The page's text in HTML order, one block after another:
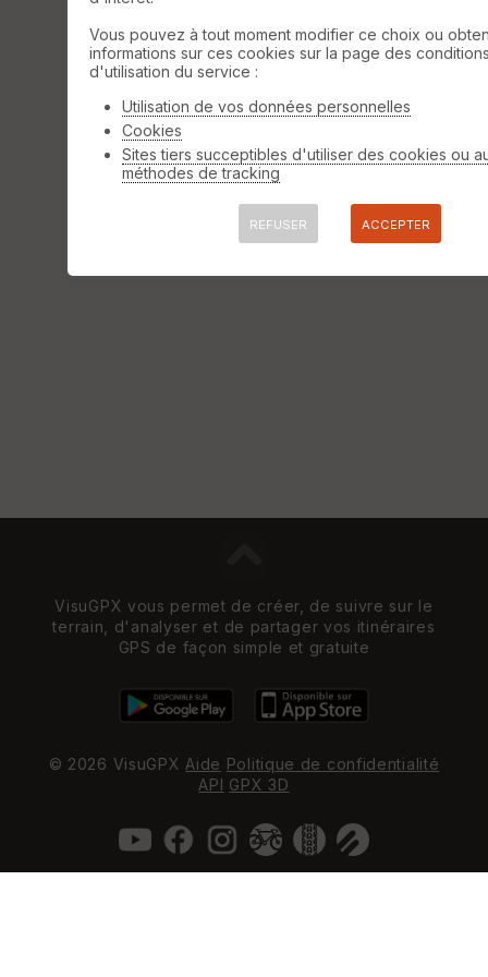
uniquement⚠️ Selon le nombre de traces l'affichage peut-
être long
VisuGPX vous permet de créer, de suivre sur le
terrain, d'analyser et de partager vos itinéraires
GPS de façon simple et gratuite
© 2026 VisuGPX Aide Politique de confidentialité
API GPX 3D
Vous pouvez à tout moment modifier ce choix ou
informations sur ces cookies sur la page des
d'utilisation du service :
Utilisation de vos données personnelles
Cookies
Sites tiers succeptibles d'utiliser des cookies ou
méthodes de tracking
REFUSER ACCEPTER